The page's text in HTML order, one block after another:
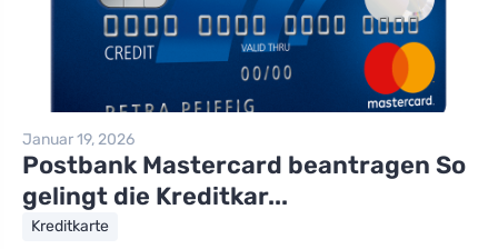
Januar 19, 2026
Postbank Mastercard beantragen So
gelingt die Kreditkar...
Kreditkarte